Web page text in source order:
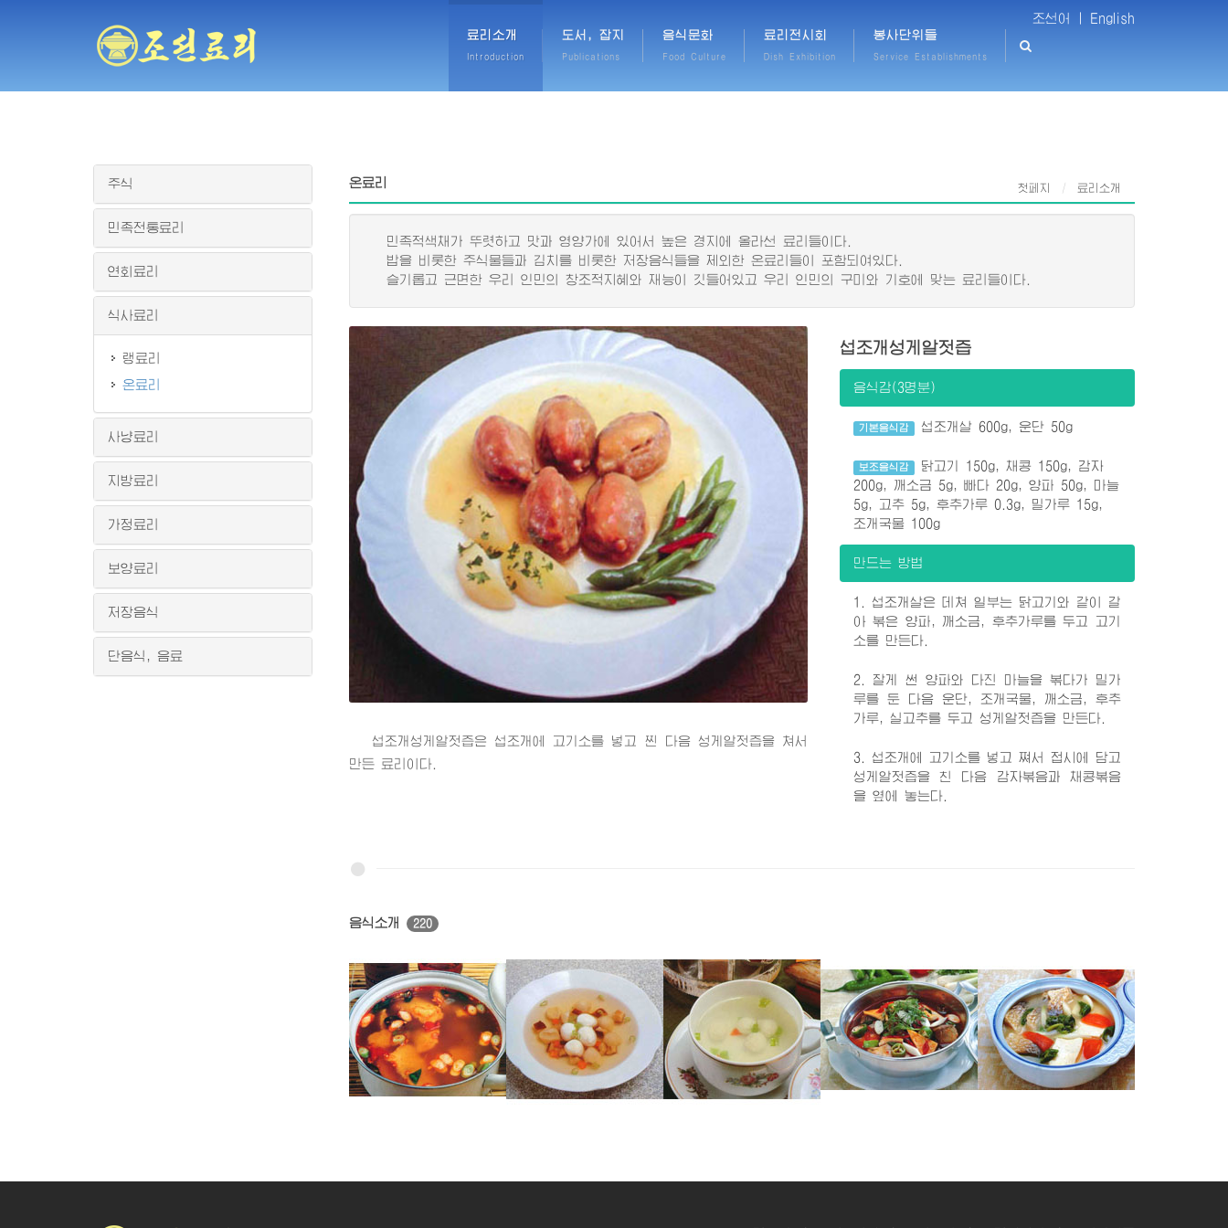
조선어 | English
료리소개
Introduction
도서, 잡지
Publications
음식문화
Food Culture
료리전시회
Dish Exhibition
봉사단위들
Service Establishments
온료리 첫페지 료리소개
민족적색채가 뚜렷하고 맛과 영양가에 있어서 높은 경지에 올라선 료리들이다.
밥을 비롯한 주식물들과 김치를 비롯한 저장음식들을 제외한 온료리들이 포함되여있다.
슬기롭고 근면한 우리 인민의 창조적지혜와 재능이 깃들어있고 우리 인민의 구미와 기호에 맞는 료리들이다.
섭조개성게알젓즙은 섭조개에 고기소를 넣고 찐 다음 성게알젓즙을 쳐서
만든 료리이다.
섭조개성게알젓즙
음식감(3명분)
기본음식감 섭조개살 600g, 운단 50g
보조음식감
닭고기 150g, 채콩 150g, 감자
200g, 깨소금 5g, 빠다 20g, 양파 50g, 마늘
5g, 고추 5g, 후추가루 0.3g, 밀가루 15g,
조개국물 100g
만드는 방법
1. 섭조개살은 데쳐 일부는 닭고기와 같이 갈
아 볶은 양파, 깨소금, 후추가루를 두고 고기
소를 만든다.
2. 잘게 썬 양파와 다진 마늘을 볶다가 밀가
루를 둔 다음 운단, 조개국물, 깨소금, 후추
가루, 실고추를 두고 성게알젓즙을 만든다.
3. 섭조개에 고기소를 넣고 쪄서 접시에 담고
성게알젓즙을 친 다음 감자볶음과 채콩볶음
을 옆에 놓는다.
음식소개 220
주식
민족전통료리
연회료리
식사료리
랭료리
온료리
사냥료리
지방료리
가정료리
보양료리
저장음식
단음식, 음료